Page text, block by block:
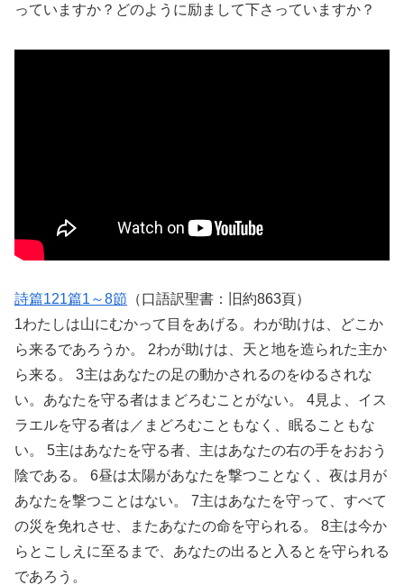
っていますか？どのように励まして下さっていますか？
詩篇121篇1～8節 （口語訳聖書：旧約863頁）
1わたしは山にむかって目をあげる。わが助けは、どこか
ら来るであろうか。 2わが助けは、天と地を造られた主か
ら来る。 3主はあなたの足の動かされるのをゆるされな
い。あなたを守る者はまどろむことがない。 4見よ、イス
ラエルを守る者は／まどろむこともなく、眠ることもな
い。 5主はあなたを守る者、主はあなたの右の手をおおう
陰である。 6昼は太陽があなたを撃つことなく、夜は月が
あなたを撃つことはない。 7主はあなたを守って、すべて
の災を免れさせ、またあなたの命を守られる。 8主は今か
らとこしえに至るまで、あなたの出ると入るとを守られる
であろう。